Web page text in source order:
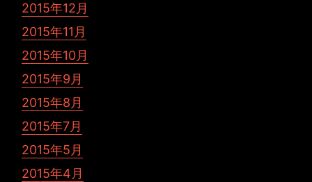
2015年12月
2015年11月
2015年10月
2015年9月
2015年8月
2015年7月
2015年5月
2015年4月